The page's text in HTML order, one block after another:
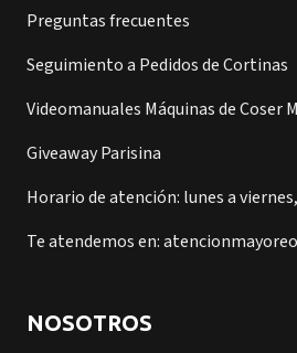
Preguntas frecuentes
Seguimiento a Pedidos de Cortinas
Videomanuales Máquinas de Coser
Giveaway Parisina
Horario de atención: lunes a viernes,
Te atendemos en:
NOSOTROS